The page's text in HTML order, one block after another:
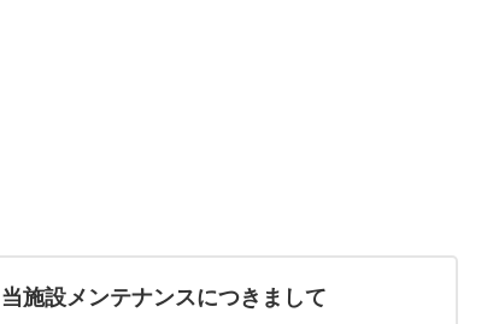
当施設メンテナンスにつきまして